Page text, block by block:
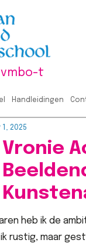
vmbo-t
Handleidingen
2025
Vronie
heb ik de
rustig, maar